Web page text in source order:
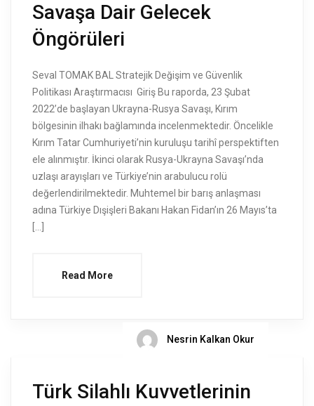
Savaşa Dair Gelecek
Öngörüleri
Seval TOMAK BAL Stratejik Değişim ve Güvenlik
Politikası Araştırmacısı Giriş Bu raporda, 23 Şubat
2022’de başlayan Ukrayna-Rusya Savaşı, Kırım
bölgesinin ilhakı bağlamında incelenmektedir. Öncelikle
Kırım Tatar Cumhuriyeti’nin kuruluşu tarihî perspektiften
ele alınmıştır. İkinci olarak Rusya-Ukrayna Savaşı’nda
uzlaşı arayışları ve Türkiye’nin arabulucu rolü
değerlendirilmektedir. Muhtemel bir barış anlaşması
adına Türkiye Dışişleri Bakanı Hakan Fidan’ın 26 Mayıs’ta
[…]
Read More
Nesrin Kalkan Okur
Türk Silahlı Kuvvetlerinin